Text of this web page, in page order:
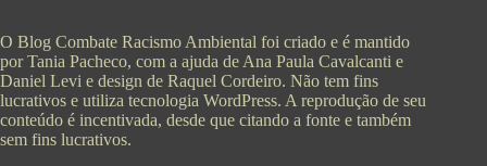
O Blog Combate Racismo Ambiental foi criado e é mantido
por Tania Pacheco, com a ajuda de Ana Paula Cavalcanti e
Daniel Levi e design de Raquel Cordeiro. Não tem fins
lucrativos e utiliza tecnologia WordPress. A reprodução de seu
conteúdo é incentivada, desde que citando a fonte e também
sem fins lucrativos.